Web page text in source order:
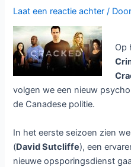
Laat een reactie achter / Door
Op
volgen we een nieuw
de Canadese politie.
In het eerste seizoen zien
(David Sutcliffe), een
nieuwe opsporingsdienst